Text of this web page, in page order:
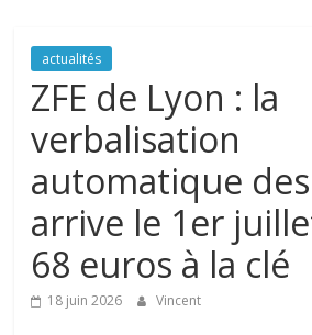
actualités
ZFE de Lyon : la
verbalisation
automatique des
arrive le 1er
68 euros à la clé
18 juin 2026 Vincent